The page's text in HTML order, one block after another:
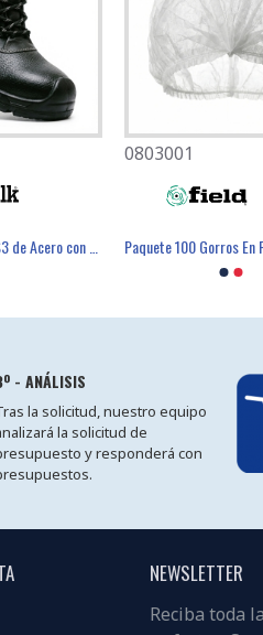
0803001
- ANÁLISIS
la solicitud, nuestro equipo
la solicitud de
y responderá con
NEWSLETTER
Reciba toda